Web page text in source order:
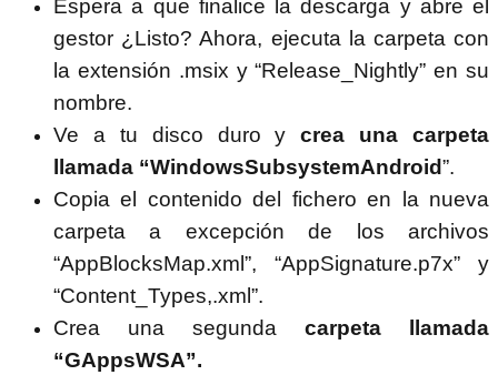
Espera a que finalice la descarga y abre el
gestor ¿Listo? Ahora, ejecuta la carpeta con
la extensión .msix y “Release_Nightly” en su
nombre.
Ve a tu disco duro ycrea una carpeta
llamada “WindowsSubsystemAndroid”.
Copia el contenido del fichero en la nueva
carpeta a excepción de los archivos
“AppBlocksMap.xml”, “AppSignature.p7x” y
“Content_Types,.xml”.
Crea una segunda carpeta llamada
“GAppsWSA”.